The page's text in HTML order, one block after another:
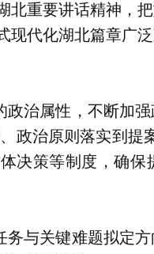
重要讲话精神，
代化湖北篇章广
治属性，不断加
治原则落实到提
决策等制度，确
与关键难题拟定